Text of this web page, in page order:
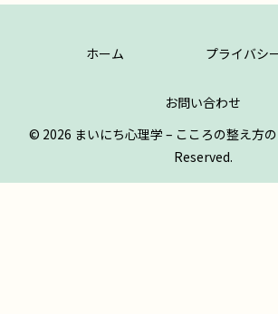
ホーム
プライバシ
お問い合わせ
© 2026 まいにち心理学 – こころの整え方
Reserved.